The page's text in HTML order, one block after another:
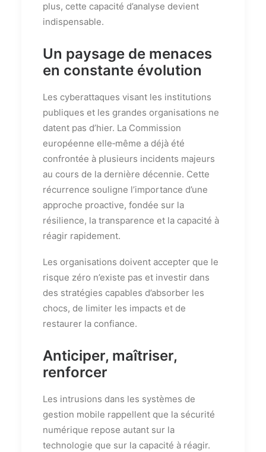
plus, cette capacité d’analyse devient
indispensable.
Un paysage de menaces
en constante évolution
Les cyberattaques visant les institutions
publiques et les grandes organisations ne
datent pas d’hier. La Commission
européenne elle‑même a déjà été
confrontée à plusieurs incidents majeurs
au cours de la dernière décennie. Cette
récurrence souligne l’importance d’une
approche proactive, fondée sur la
résilience, la transparence et la capacité à
réagir rapidement.
Les organisations doivent accepter que le
risque zéro n’existe pas et investir dans
des stratégies capables d’absorber les
chocs, de limiter les impacts et de
restaurer la confiance.
Anticiper, maîtriser,
renforcer
Les intrusions dans les systèmes de
gestion mobile rappellent que la sécurité
numérique repose autant sur la
technologie que sur la capacité à réagir.